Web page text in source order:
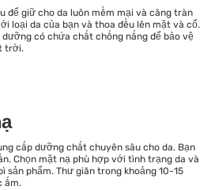
để giữ cho da luôn mềm mại và căng tràn
loại da của bạn và thoa đều lên mặt và cổ.
có chứa chất chống nắng để bảo vệ
trời.
cấp dưỡng chất chuyên sâu cho da. Bạn
Chọn mặt nạ phù hợp với tình trạng da và
sản phẩm. Thư giãn trong khoảng 10-15
ấm.